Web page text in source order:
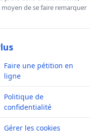
de se faire remarquer
Faire une pétition en
ligne
Politique de
confidentialité
Gérer les cookies